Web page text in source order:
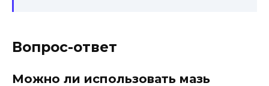
Вопрос-ответ
Можно ли использовать мазь